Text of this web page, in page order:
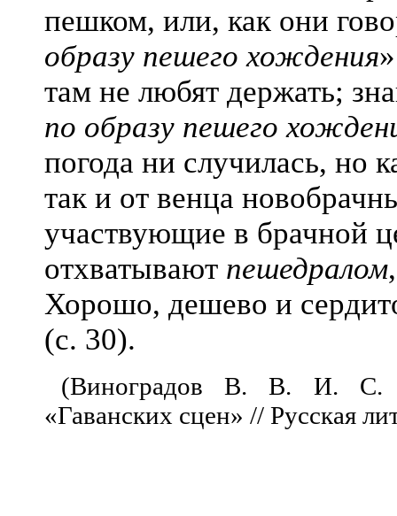
пешком, или, как они
образу пешего хождения
там не любят держать;
по образу пешего
погода ни случилась, но
так и от венца
участвующие в брачной
отхватывают пешедралом
Хорошо, дешево и
(с. 30).
(Виноградов В. В. И. С.
«Гаванских сцен» // Русская